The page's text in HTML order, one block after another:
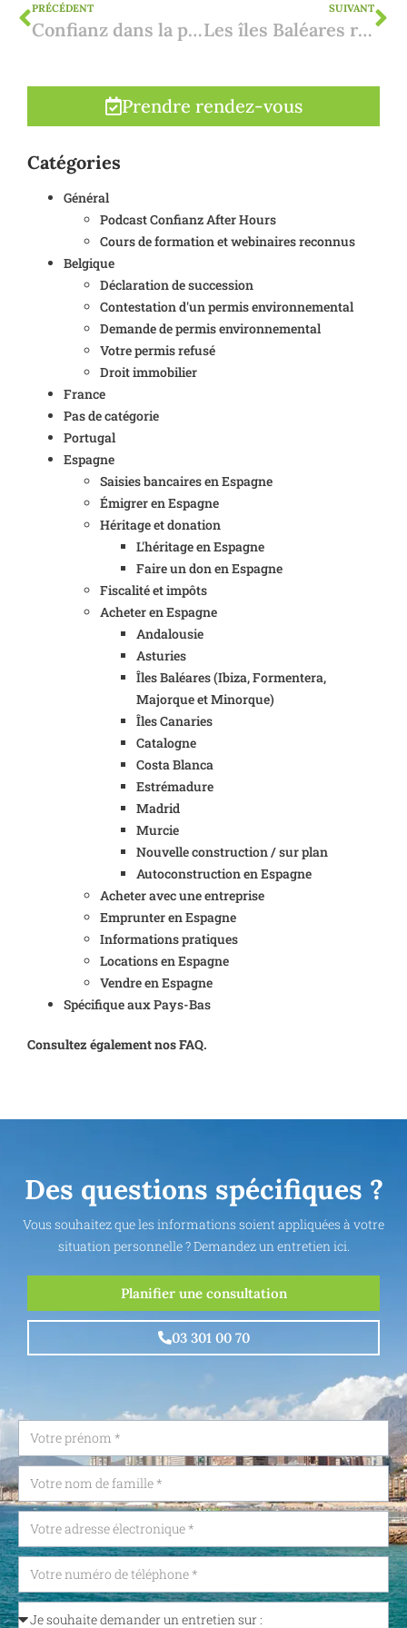
PRÉCÉDENT
Confianz dans la presse sur le marché immobilier espagnol
SUIVANT
Les îles Baléares réduisent également les droits de succession
Prendre rendez-vous
Catégories
Général
Podcast Confianz After Hours
Cours de formation et webinaires reconnus
Belgique
Déclaration de succession
Contestation d'un permis environnemental
Demande de permis environnemental
Votre permis refusé
Droit immobilier
France
Pas de catégorie
Portugal
Espagne
Saisies bancaires en Espagne
Émigrer en Espagne
Héritage et donation
L'héritage en Espagne
Faire un don en Espagne
Fiscalité et impôts
Acheter en Espagne
Andalousie
Asturies
Îles Baléares (Ibiza, Formentera,
Majorque et Minorque)
Îles Canaries
Catalogne
Costa Blanca
Estrémadure
Madrid
Murcie
Nouvelle construction / sur plan
Autoconstruction en Espagne
Acheter avec une entreprise
Emprunter en Espagne
Informations pratiques
Locations en Espagne
Vendre en Espagne
Spécifique aux Pays-Bas
Consultez également nos FAQ.
Des questions spécifiques ?
Vous souhaitez que les informations soient appliquées à votre
situation personnelle ? Demandez un entretien ici.
Planifier une consultation
03 301 00 70